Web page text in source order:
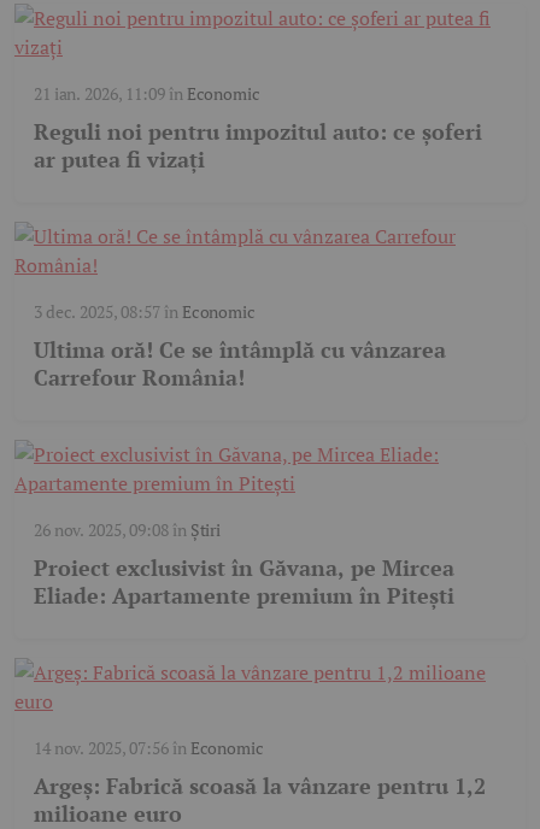
21 ian. 2026, 11:09în Economic
Reguli noi pentru impozitul auto: ce șoferi
ar putea fi vizați
3 dec. 2025, 08:57în Economic
Ultima oră! Ce se întâmplă cu vânzarea
Carrefour România!
26 nov. 2025, 09:08în Știri
Proiect exclusivist în Găvana, pe Mircea
Eliade: Apartamente premium în Pitești
14 nov. 2025, 07:56în Economic
Argeș: Fabrică scoasă la vânzare pentru 1,2
milioane euro